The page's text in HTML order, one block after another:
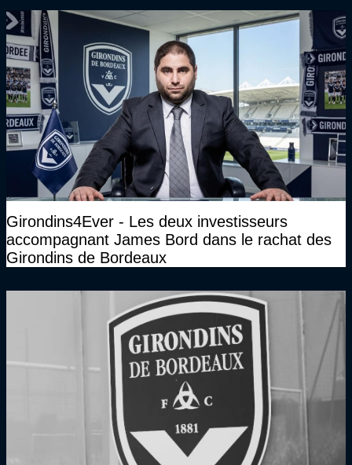
Girondins4Ever - Les deux investisseurs
accompagnant James Bord dans le rachat des
Girondins de Bordeaux